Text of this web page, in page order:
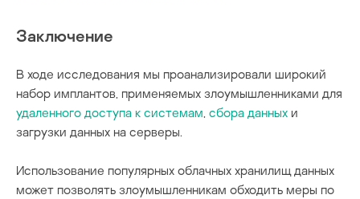
Заключение
В ходе исследования мы проанализировали широкий
набор имплантов, применяемых злоумышленниками для
удаленного доступа к системам, сбора данных и
загрузки данных на серверы.
Использование популярных облачных хранилищ данных
может позволять злоумышленникам обходить меры по